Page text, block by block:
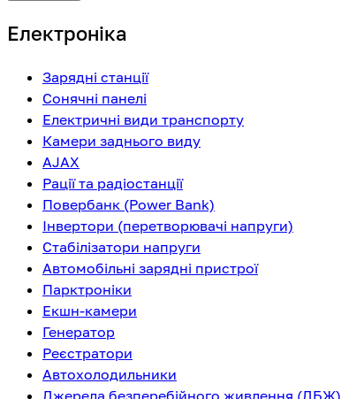
Електроніка
Зарядні станції
Сонячні панелі
Електричні види транспорту
Камери заднього виду
AJAX
Рації та радіостанції
Повербанк (Power Bank)
Інвертори (перетворювачі напруги)
Стабілізатори напруги
Автомобільні зарядні пристрої
Парктроніки
Екшн-камери
Генератор
Реєстратори
Автохолодильники
Джерела безперебійного живлення (ДБЖ)